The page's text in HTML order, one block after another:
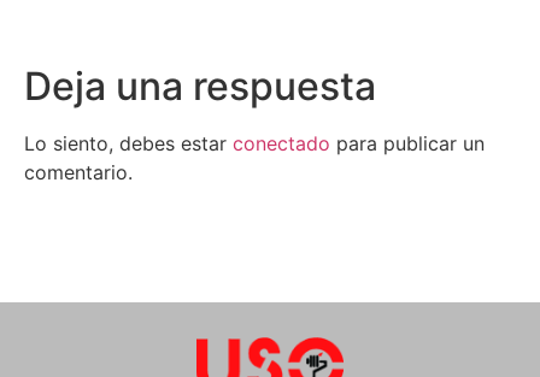
Deja una respuesta
Lo siento, debes estar conectado para publicar un
comentario.